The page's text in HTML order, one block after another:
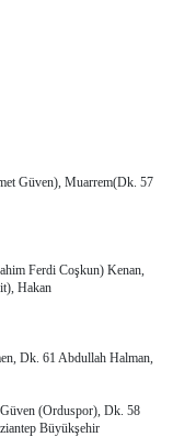
Güven), Muarrem(Dk. 57
Ferdi Coşkun) Kenan,
Hakan
Dk. 61 Abdullah Halman,
(Orduspor), Dk. 58
Büyükşehir